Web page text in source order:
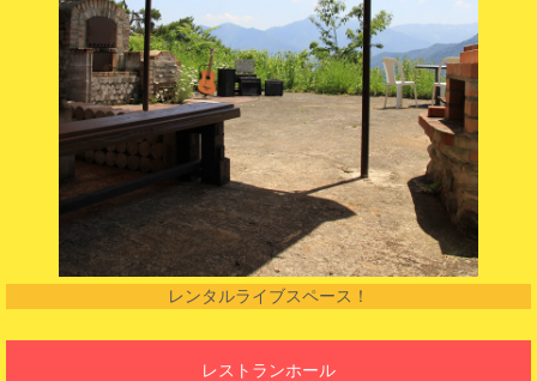
レンタルライブスペース！
レストランホール